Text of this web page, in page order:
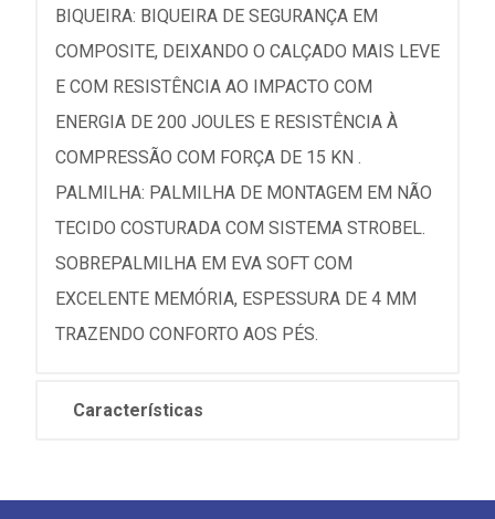
BIQUEIRA: BIQUEIRA DE SEGURANÇA EM
COMPOSITE, DEIXANDO O CALÇADO MAIS LEVE
E COM RESISTÊNCIA AO IMPACTO COM
ENERGIA DE 200 JOULES E RESISTÊNCIA À
COMPRESSÃO COM FORÇA DE 15 KN .
PALMILHA: PALMILHA DE MONTAGEM EM NÃO
TECIDO COSTURADA COM SISTEMA STROBEL.
SOBREPALMILHA EM EVA SOFT COM
EXCELENTE MEMÓRIA, ESPESSURA DE 4 MM
TRAZENDO CONFORTO AOS PÉS.
Características